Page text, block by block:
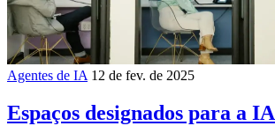
Agentes de IA 12 de fev. de 2025
Espaços designados para a IA